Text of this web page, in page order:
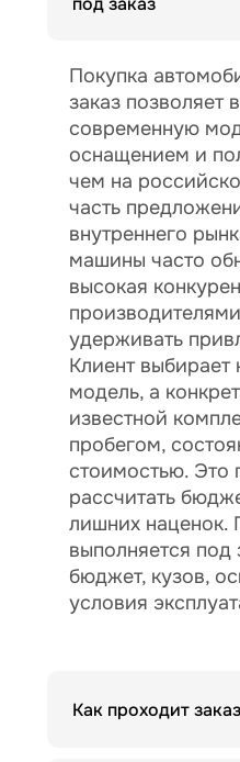
Покупка
заказ позволяет
современную
оснащением и
чем на
часть
внутреннего
машины часто
высокая
удерживать
Клиент выбирает
модель, а
известной
пробегом,
стоимостью. Это
рассчитать
лишних наценок.
выполняется под
бюджет, кузов,
условия
Как проходит